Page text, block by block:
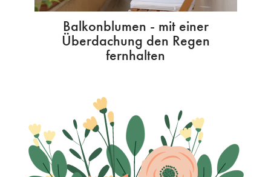
Balkonblumen - mit einer
Überdachung den Regen
fernhalten